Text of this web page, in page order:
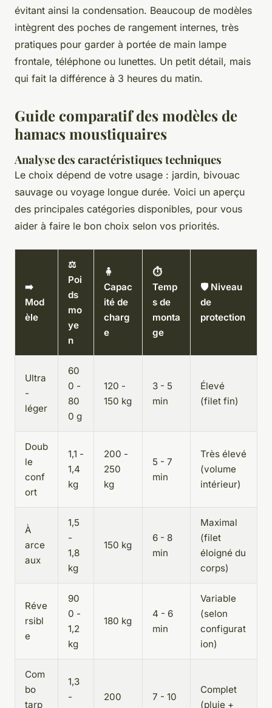
évitant ainsi la condensation. Beaucoup de modèles
intègrent des poches de rangement internes, très
pratiques pour garder à portée de main lampe
frontale, téléphone ou lunettes. Un petit détail, mais
qui fait la différence à 3 heures du matin.
Guide comparatif des modèles de
hamacs moustiquaires
Analyse des caractéristiques techniques
Le choix dépend de votre usage : jardin, bivouac
sauvage ou voyage longue durée. Voici un aperçu
des principales catégories disponibles, pour vous
aider à faire le bon choix selon vos priorités.
➡️
Mod
èle
⚖️
Poi
ds
mo
ye
n
🧍
Capac
ité de
charg
e
⏱️
Temp
s de
monta
ge
🛡️ Niveau
de
protection
Ultra
-
léger
60
0 -
80
0 g
120 -
150 kg
3 - 5
min
Élevé
(filet fin)
Doub
le
conf
ort
1,1 -
1,4
kg
200 -
250
kg
5 - 7
min
Très élevé
(volume
intérieur)
À
arce
aux
1,5
-
1,8
kg
150 kg
6 - 8
min
Maximal
(filet
éloigné du
corps)
Réve
rsibl
e
90
0 -
1,2
kg
180 kg
4 - 6
min
Variable
(selon
configurat
ion)
Com
bo
tarp
1,3
-
200
7 - 10
Complet
(pluie +